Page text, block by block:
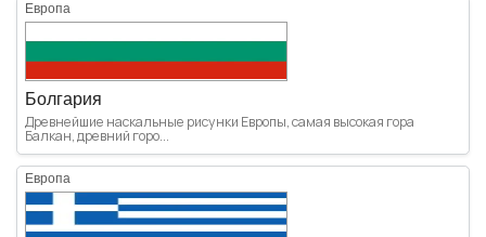
Европа
Болгария
Древнейшие наскальные рисунки Европы, самая высокая гора
Балкан, древний горо...
Европа